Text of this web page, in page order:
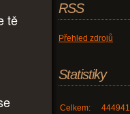
tě
RSS
Přehled zdrojů
Statistiky
Celkem:
444941